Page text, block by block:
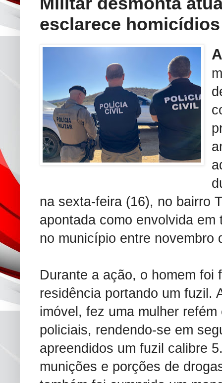
esclarece
na sexta-feira (16), no bairro
apontada como envolvida
no município entre novembro
Durante a ação, o homem foi
residência portando um fuzil.
imóvel, fez uma mulher
policiais, rendendo-se em
apreendidos um fuzil calibre
munições e porções de